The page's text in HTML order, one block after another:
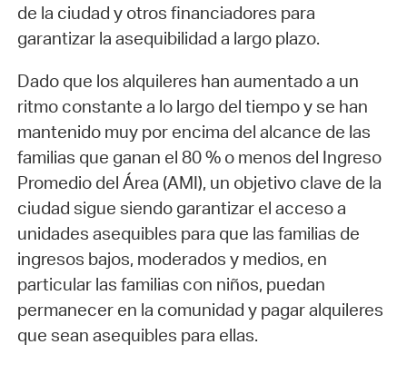
de la ciudad y otros financiadores para
garantizar la asequibilidad a largo plazo.
Dado que los alquileres han aumentado a un
ritmo constante a lo largo del tiempo y se han
mantenido muy por encima del alcance de las
familias que ganan el 80 % o menos del Ingreso
Promedio del Área (AMI), un objetivo clave de la
ciudad sigue siendo garantizar el acceso a
unidades asequibles para que las familias de
ingresos bajos, moderados y medios, en
particular las familias con niños, puedan
permanecer en la comunidad y pagar alquileres
que sean asequibles para ellas.